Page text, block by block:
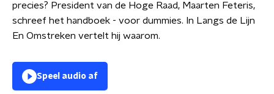
precies? President van de Hoge Raad, Maarten Feteris,
schreef het handboek - voor dummies. In Langs de Lijn
En Omstreken vertelt hij waarom.
Speel audio af